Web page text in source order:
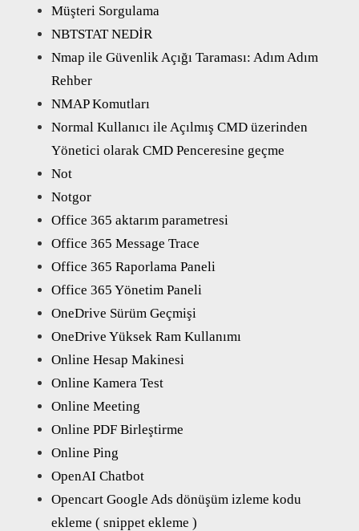
Müşteri Sorgulama
NBTSTAT NEDİR
Nmap ile Güvenlik Açığı Taraması: Adım Adım
Rehber
NMAP Komutları
Normal Kullanıcı ile Açılmış CMD üzerinden
Yönetici olarak CMD Penceresine geçme
Not
Notgor
Office 365 aktarım parametresi
Office 365 Message Trace
Office 365 Raporlama Paneli
Office 365 Yönetim Paneli
OneDrive Sürüm Geçmişi
OneDrive Yüksek Ram Kullanımı
Online Hesap Makinesi
Online Kamera Test
Online Meeting
Online PDF Birleştirme
Online Ping
OpenAI Chatbot
Opencart Google Ads dönüşüm izleme kodu
ekleme ( snippet ekleme )